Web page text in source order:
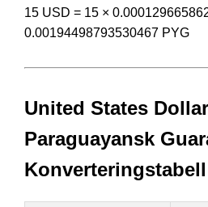
15 USD = 15 ×
0.00194498793530467 PYG
United States
Paraguayansk
Konverteringstabell